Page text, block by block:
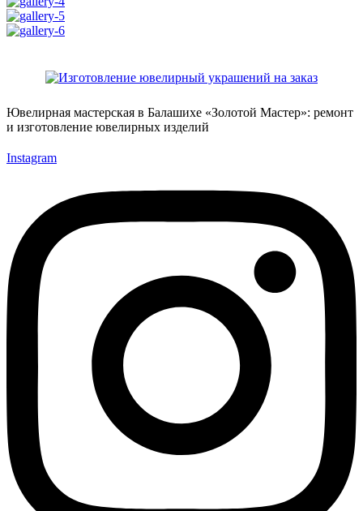
Ювелирная мастерская в Балашихе «Золотой Мастер»: ремонт
и изготовление ювелирных изделий
Instagram